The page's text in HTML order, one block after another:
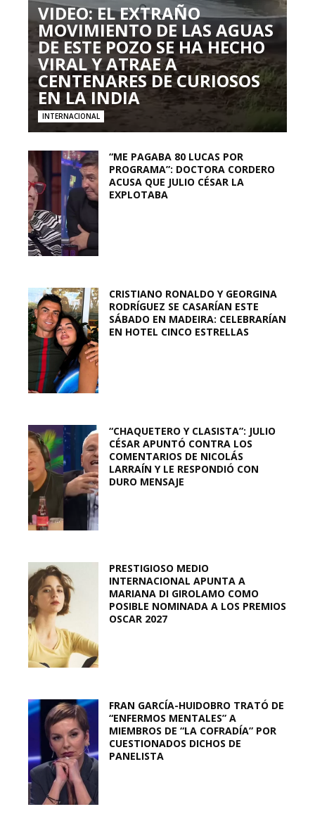
VIDEO: EL EXTRAÑO
MOVIMIENTO DE LAS AGUAS
DE ESTE POZO SE HA HECHO
VIRAL Y ATRAE A
CENTENARES DE CURIOSOS
EN LA INDIA
INTERNACIONAL
“ME PAGABA 80 LUCAS POR
PROGRAMA”: DOCTORA CORDERO
ACUSA QUE JULIO CÉSAR LA
EXPLOTABA
CRISTIANO RONALDO Y GEORGINA
RODRÍGUEZ SE CASARÍAN ESTE
SÁBADO EN MADEIRA: CELEBRARÍAN
EN HOTEL CINCO ESTRELLAS
“CHAQUETERO Y CLASISTA”: JULIO
CÉSAR APUNTÓ CONTRA LOS
COMENTARIOS DE NICOLÁS
LARRAÍN Y LE RESPONDIÓ CON
DURO MENSAJE
PRESTIGIOSO MEDIO
INTERNACIONAL APUNTA A
MARIANA DI GIROLAMO COMO
POSIBLE NOMINADA A LOS PREMIOS
OSCAR 2027
FRAN GARCÍA-HUIDOBRO TRATÓ DE
“ENFERMOS MENTALES” A
MIEMBROS DE “LA COFRADÍA” POR
CUESTIONADOS DICHOS DE
PANELISTA